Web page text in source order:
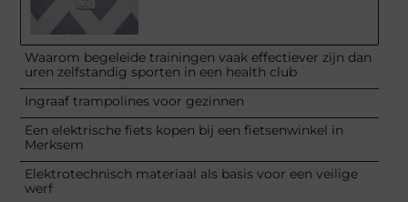
Waarom begeleide trainingen vaak effectiever zijn dan
uren zelfstandig sporten in een health club
Ingraaf trampolines voor gezinnen
Een elektrische fiets kopen bij een fietsenwinkel in
Merksem
Elektrotechnisch materiaal als basis voor een veilige
werf